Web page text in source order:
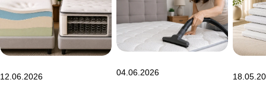
12.06.2026 04.06.2026